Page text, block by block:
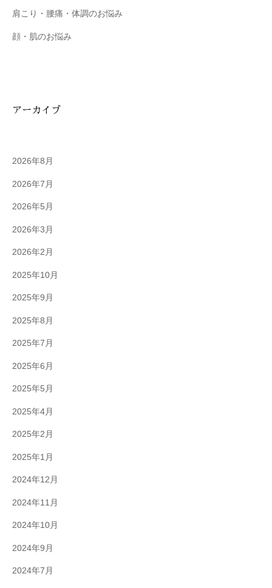
肩こり・腰痛・体調のお悩み
顔・肌のお悩み
アーカイブ
2026年8月
2026年7月
2026年5月
2026年3月
2026年2月
2025年10月
2025年9月
2025年8月
2025年7月
2025年6月
2025年5月
2025年4月
2025年2月
2025年1月
2024年12月
2024年11月
2024年10月
2024年9月
2024年7月